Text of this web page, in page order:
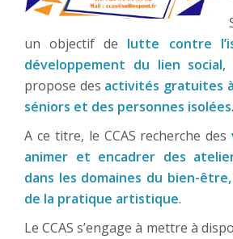
un objectif de lutte contre
développement du lien social,
propose des activités gratuites
séniors et des personnes isolées.
A ce titre, le CCAS recherche des
animer et encadrer des
dans les domaines du bien-
de la pratique artistique.
Le CCAS s’engage à mettre à